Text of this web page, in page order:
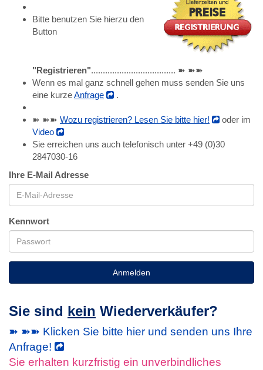
Bitte benutzen Sie hierzu den
Button
"Registrieren".................................... ➽ ➽➽
Wenn es mal ganz schnell gehen muss senden Sie uns
eine kurzeAnfrage .
➽ ➽➽ Wozu registrieren? Lesen Sie bitte hier!
oder im
Video
Sie erreichen uns auch telefonisch unter +49 (0)30
2847030-16
Ihre E-Mail Adresse
Kennwort
Anmelden
Sie sind kein Wiederverkäufer?
➽ ➽➽ Klicken Sie bitte hier und senden uns Ihre
Anfrage!
Sie erhalten kurzfristig ein unverbindliches